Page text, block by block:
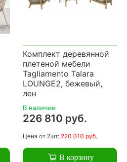
Комплект деревянной
плетеной мебели
Tagliamento Talara
LOUNGE2, бежевый,
лен
В наличии
226 810 руб.
Цена от 2шт: 220 010 руб.
В корзину